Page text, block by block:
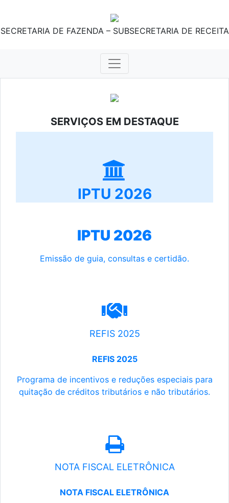
SECRETARIA DE FAZENDA – SUBSECRETARIA DE RECEITA
SERVIÇOS EM DESTAQUE
IPTU 2026
IPTU 2026
Emissão de guia, consultas e certidão.
REFIS 2025
REFIS 2025
Programa de incentivos e reduções especiais para
quitação de créditos tributários e não tributários.
NOTA FISCAL ELETRÔNICA
NOTA FISCAL ELETRÔNICA